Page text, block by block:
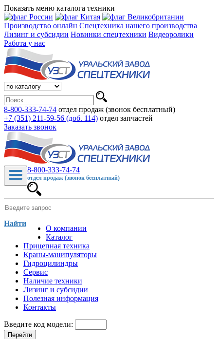
Показать меню каталога техники
Производство онлайн Спецтехника нашего производства
Лизинг и субсидии Новинки спецтехники Видеоролики
Работа у нас
8-800-333-74-74 отдел продаж (звонок бесплатный)
+7 (351) 211-59-56 (доб. 114) отдел запчастей
Заказать звонок
8-800-333-74-74
отдел продаж (звонок бесплатный)
Найти
О компании
Каталог
Прицепная техника
Краны-манипуляторы
Гидроцилиндры
Сервис
Наличие техники
Лизинг и субсидии
Полезная информация
Контакты
Введите код модели:
Перейти